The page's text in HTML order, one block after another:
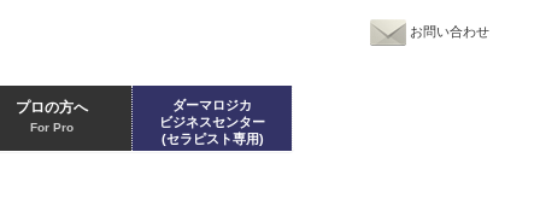
お問い合わせ
プロの方へ
For Pro
ダーマロジカ
ビジネスセンター
(セラピスト専用)